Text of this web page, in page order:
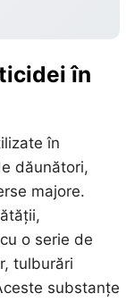
în
în
dăunători,
majore.
o serie de
tulburări
substanțe